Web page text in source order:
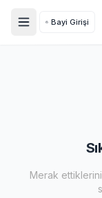
Bayi Girişi
Merak